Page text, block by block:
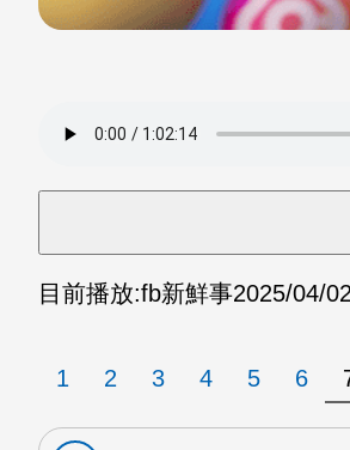
目前播放:fb新鮮事2025/04/02
1 2 3 4 5 6